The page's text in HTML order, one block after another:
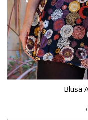
Blusa